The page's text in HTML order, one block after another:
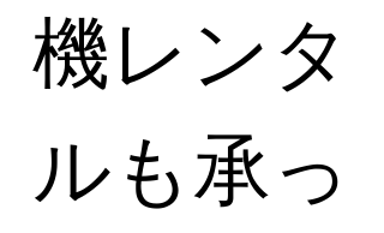
機レンタ
ルも承っ